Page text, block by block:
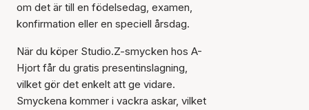
om det är till en födelsedag, examen,
konfirmation eller en speciell årsdag.
När du köper Studio.Z-smycken hos A-
Hjort får du gratis presentinslagning,
vilket gör det enkelt att ge vidare.
Smyckena kommer i vackra askar, vilket